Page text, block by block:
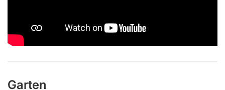
Garten